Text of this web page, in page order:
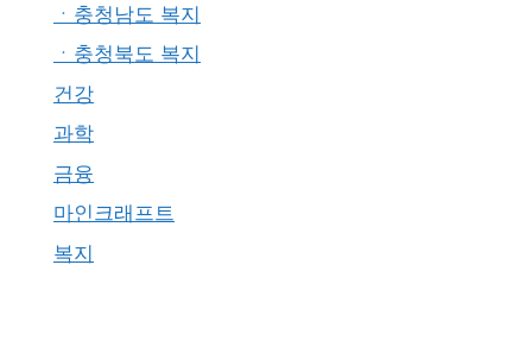
ㆍ충청남도 복지
ㆍ충청북도 복지
건강
과학
금융
마인크래프트
복지